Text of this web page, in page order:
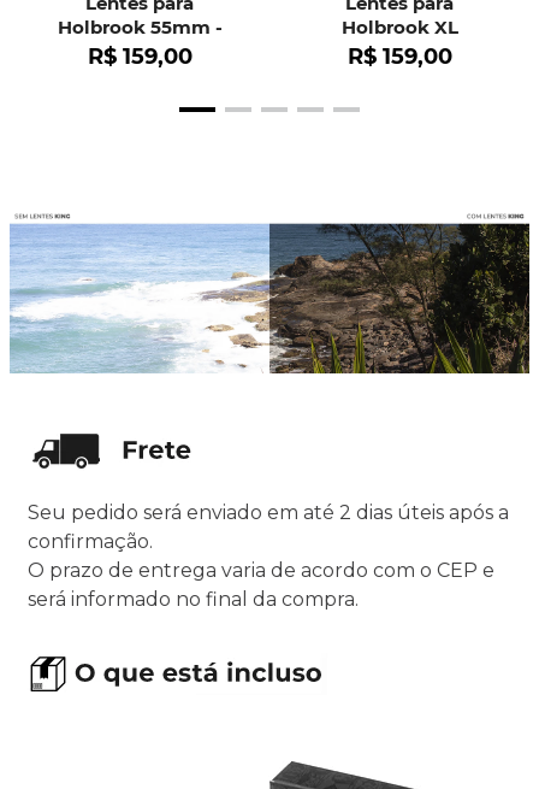
Holbrook 55mm -
OO9102
R$ 159,00
Holbrook XL
R$ 159,00
Seu pedido será enviado em até 2 dias úteis após a
confirmação.
O prazo de entrega varia de acordo com o CEP e
será informado no final da compra.